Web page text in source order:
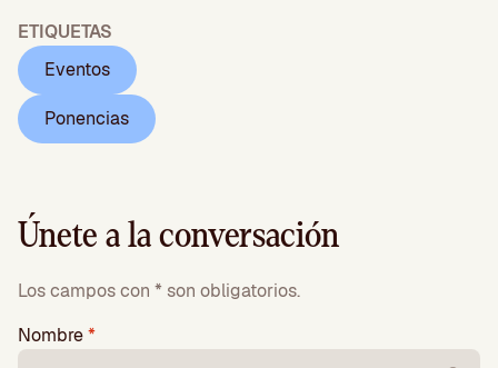
ETIQUETAS
Eventos
Ponencias
Únete a la conversación
Los campos con * son obligatorios.
Nombre*